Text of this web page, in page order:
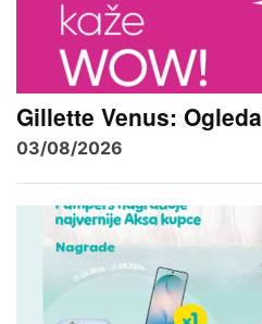
Gillette Venus:
03/08/2026